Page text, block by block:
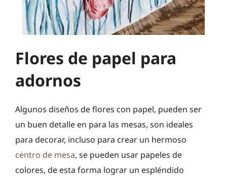
Flores de papel para
adornos
Algunos diseños de flores con papel, pueden ser
un buen detalle en para las mesas, son ideales
para decorar, incluso para crear un hermoso
centro de mesa, se pueden usar papeles de
colores, de esta forma lograr un espléndido